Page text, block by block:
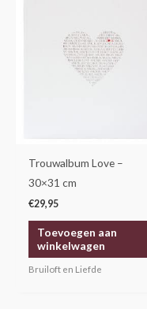
Trouwalbum Love –
30×31 cm
€29,95
Toevoegen aan
winkelwagen
Bruiloft en Liefde